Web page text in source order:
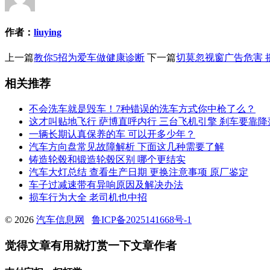
作者： liuying
上一篇教你5招为爱车做健康诊断 下一篇切莫忽视窗广告危害
相关推荐
不会洗车就是毁车！7种错误的洗车方式你中枪了么？
这才叫贴地飞行 萨博直呼内行 三台飞机引擎 刹车要靠降
一辆长期认真保养的车 可以开多少年？
汽车方向盘常见故障解析 下面这几种需要了解
铸造轮毂和锻造轮毂区别 哪个更结实
汽车大灯总结 查看生产日期 更换注意事项 原厂鉴定
车子过减速带有异响原因及解决办法
损车行为大全 老司机也中招
© 2026 汽车信息网 鲁ICP备2025141668号-1
觉得文章有用就打赏一下文章作者